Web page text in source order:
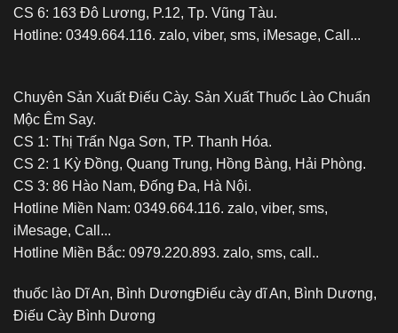
CS 6: 163 Đô Lương, P.12, Tp. Vũng Tàu.
Hotline: 0349.664.116. zalo, viber, sms, iMesage, Call...
Chuyên Sản Xuất Điếu Cày. Sản Xuất Thuốc Lào Chuẩn
Mộc Êm Say.
CS 1: Thị Trấn Nga Sơn, TP. Thanh Hóa.
CS 2: 1 Kỳ Đồng, Quang Trung, Hồng Bàng, Hải Phòng.
CS 3: 86 Hào Nam, Đống Đa, Hà Nội.
Hotline Miền Nam: 0349.664.116. zalo, viber, sms,
iMesage, Call...
Hotline Miền Bắc: 0979.220.893. zalo, sms, call..
thuốc lào Dĩ An, Bình DươngĐiếu cày dĩ An, Bình Dương,
Điếu Cày Bình Dương